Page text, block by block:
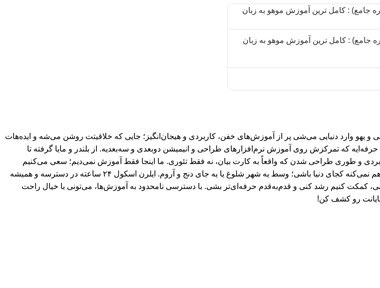
جامع) : کامل ترین آموزش موهو به زبان
یهو وارد دنیایی می‌شی پر از آموزش‌های خفن، کاربردی و هیجان‌انگیز؛ جایی که خلاقیتت روشن می‌شه و ایده‌هات
که تمرکزش روی آموزش نرم‌افزارهای طراحی و انیمیشن دو‌بعدی و سه‌بعدیه. از بلندر و مایا گرفته تا
و طوری طراحی شدن که واقعاً به کارت بیان، نه فقط تئوری. ما اینجا فقط آموزش نمی‌دیم؛ سعی می‌کنیم
یادگیری رو از یه کار خشک و خسته‌کننده، تبدیل کنیم به یه مسیر جذاب و الهام‌بخش. فرقی هم نمی‌کنه کجای دنیا باشی؛ وسط یه شهر شلوغ یا یه جای دنج و آروم. ایلرن اسکول ۲۴ ساعته در دسترسه و همیشه
کمکت کنیم رشد کنی و قدم‌به‌قدم حرفه‌ای‌تر بشی. با دسترسی نامحدود به آموزش‌ها، می‌تونی با خیال راحت
رو کشف کن!